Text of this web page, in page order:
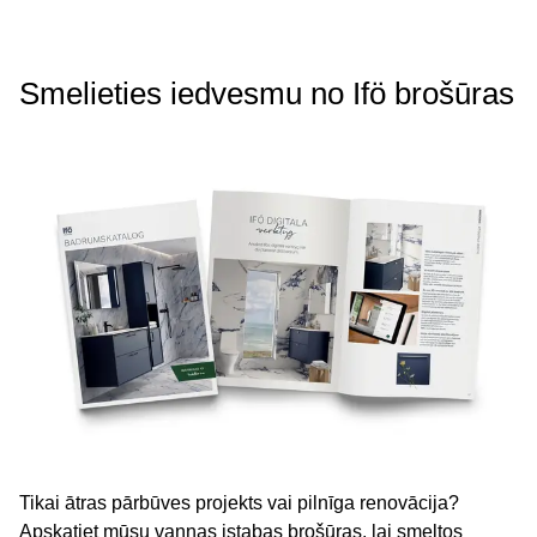
Smelieties iedvesmu no Ifö brošūras
Tikai ātras pārbūves projekts vai pilnīga renovācija?
Apskatiet mūsu vannas istabas brošūras, lai smeltos